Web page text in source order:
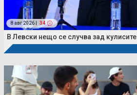
8 авг 2026 | 34
В Левски нещо се случва зад кулисите